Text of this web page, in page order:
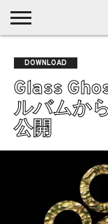
MUSIC
LATEST
POSTS
SPOTLIGHT
NYP
/ DL
DISCOVERY
ROCK
ALTERNATIVE
ELECTRONIC
SSW
POSTPUNK
LO-
FI
DOWNLOAD
Glass
ルバムか
公開